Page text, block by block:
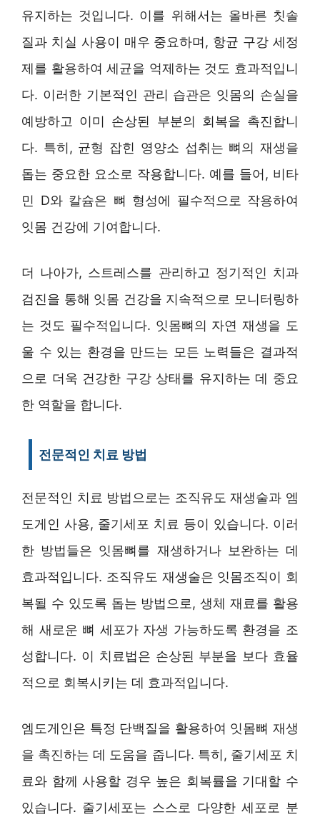
유지하는 것입니다. 이를 위해서는 올바른 칫솔
질과 치실 사용이 매우 중요하며, 항균 구강 세정
제를 활용하여 세균을 억제하는 것도 효과적입니
다. 이러한 기본적인 관리 습관은 잇몸의 손실을
예방하고 이미 손상된 부분의 회복을 촉진합니
다. 특히, 균형 잡힌 영양소 섭취는 뼈의 재생을
돕는 중요한 요소로 작용합니다. 예를 들어, 비타
민 D와 칼슘은 뼈 형성에 필수적으로 작용하여
잇몸 건강에 기여합니다.
더 나아가, 스트레스를 관리하고 정기적인 치과
검진을 통해 잇몸 건강을 지속적으로 모니터링하
는 것도 필수적입니다. 잇몸뼈의 자연 재생을 도
울 수 있는 환경을 만드는 모든 노력들은 결과적
으로 더욱 건강한 구강 상태를 유지하는 데 중요
한 역할을 합니다.
전문적인 치료 방법
전문적인 치료 방법으로는 조직유도 재생술과 엠
도게인 사용, 줄기세포 치료 등이 있습니다. 이러
한 방법들은 잇몸뼈를 재생하거나 보완하는 데
효과적입니다. 조직유도 재생술은 잇몸조직이 회
복될 수 있도록 돕는 방법으로, 생체 재료를 활용
해 새로운 뼈 세포가 자생 가능하도록 환경을 조
성합니다. 이 치료법은 손상된 부분을 보다 효율
적으로 회복시키는 데 효과적입니다.
엠도게인은 특정 단백질을 활용하여 잇몸뼈 재생
을 촉진하는 데 도움을 줍니다. 특히, 줄기세포 치
료와 함께 사용할 경우 높은 회복률을 기대할 수
있습니다. 줄기세포는 스스로 다양한 세포로 분